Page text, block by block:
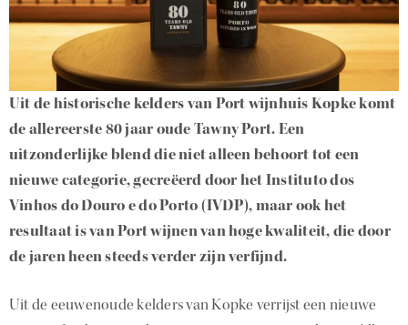
Uit de historische kelders van Port wijnhuis Kopke komt
de allereerste 80 jaar oude Tawny Port. Een
uitzonderlijke blend die niet alleen behoort tot een
nieuwe categorie, gecreëerd door het Instituto dos
Vinhos do Douro e do Porto (IVDP), maar ook het
resultaat is van Port wijnen van hoge kwaliteit, die door
de jaren heen steeds verder zijn verfijnd.
Uit de eeuwenoude kelders van Kopke verrijst een nieuwe